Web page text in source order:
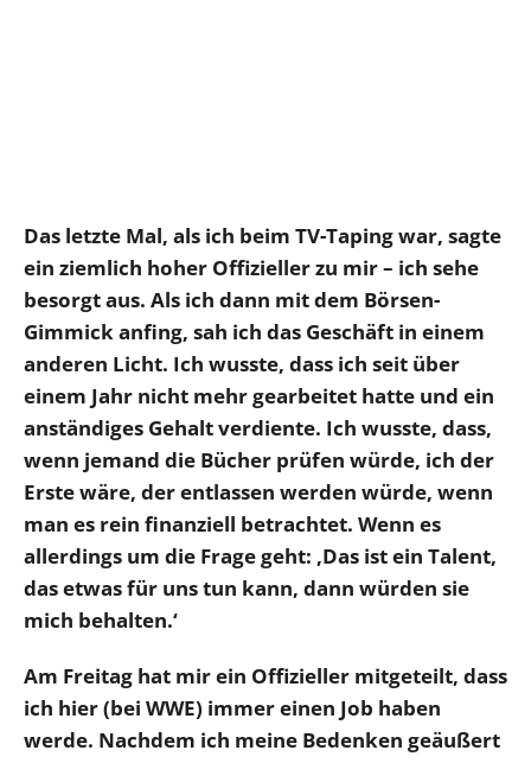
Das letzte Mal, als ich beim TV-Taping war, sagte
ein ziemlich hoher Offizieller zu mir – ich sehe
besorgt aus. Als ich dann mit dem Börsen-
Gimmick anfing, sah ich das Geschäft in einem
anderen Licht. Ich wusste, dass ich seit über
einem Jahr nicht mehr gearbeitet hatte und ein
anständiges Gehalt verdiente. Ich wusste, dass,
wenn jemand die Bücher prüfen würde, ich der
Erste wäre, der entlassen werden würde, wenn
man es rein finanziell betrachtet. Wenn es
allerdings um die Frage geht: ‚Das ist ein Talent,
das etwas für uns tun kann, dann würden sie
mich behalten.‘
Am Freitag hat mir ein Offizieller mitgeteilt, dass
ich hier (bei WWE) immer einen Job haben
werde. Nachdem ich meine Bedenken geäußert